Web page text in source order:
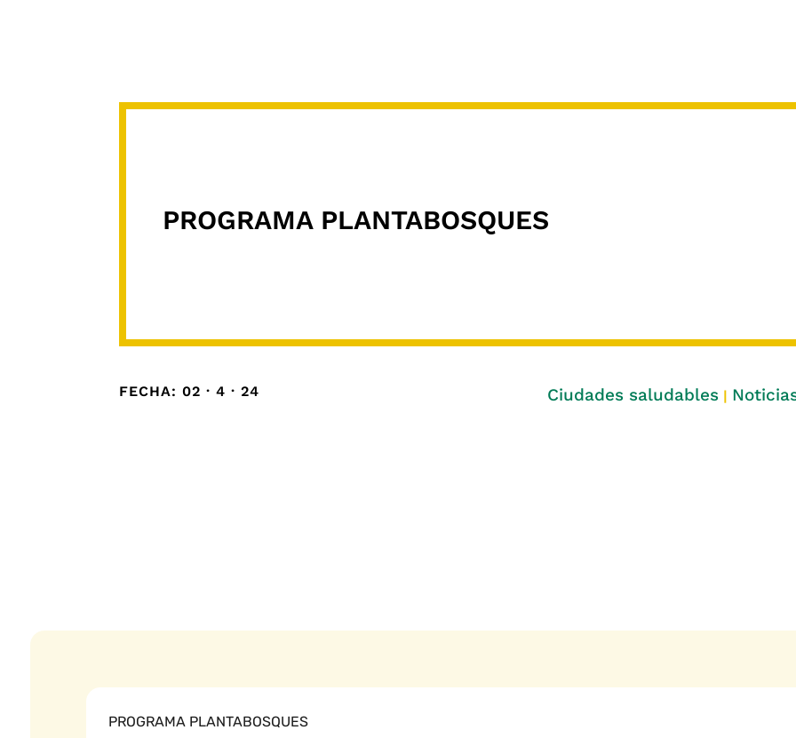
PROGRAMA PLANTABOSQUES
FECHA: 02 · 4 · 24 Ciudades saludables |
PROGRAMA PLANTABOSQUES